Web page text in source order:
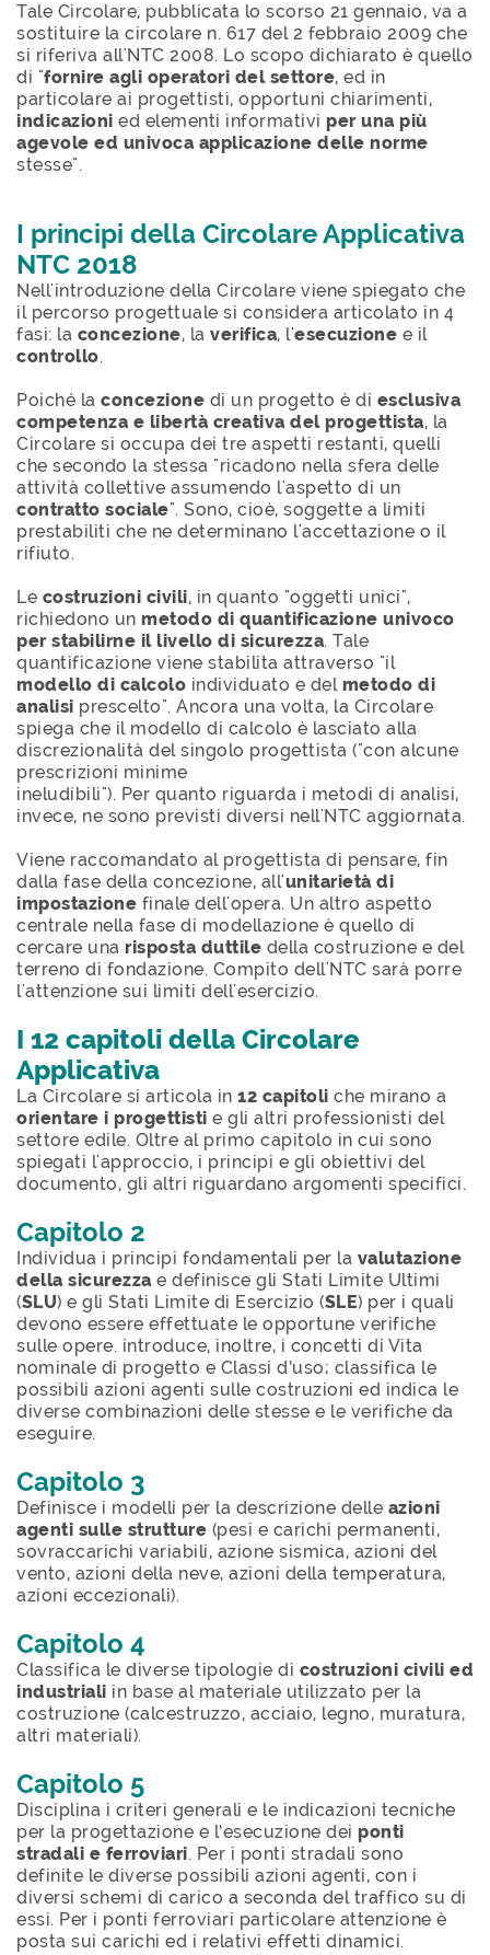
Tale Circolare, pubblicata lo scorso 21 gennaio, va a
sostituire la circolare n. 617 del 2 febbraio 2009 che
si riferiva all'NTC 2008. Lo scopo dichiarato è quello
di "fornire agli operatori del settore, ed in
particolare ai progettisti, opportuni chiarimenti,
indicazioni ed elementi informativi per una più
agevole ed univoca applicazione delle norme
stesse".
I principi della Circolare Applicativa
NTC 2018
Nell'introduzione della Circolare viene spiegato che
il percorso progettuale si considera articolato in 4
fasi: la concezione, la verifica, l'esecuzione e il
controllo.
Poiché la concezione di un progetto è di esclusiva
competenza e libertà creativa del progettista, la
Circolare si occupa dei tre aspetti restanti, quelli
che secondo la stessa "ricadono nella sfera delle
attività collettive assumendo l'aspetto di un
contratto sociale". Sono, cioè, soggette a limiti
prestabiliti che ne determinano l'accettazione o il
rifiuto.
Le costruzioni civili, in quanto "oggetti unici",
richiedono un metodo di quantificazione univoco
per stabilirne il livello di sicurezza. Tale
quantificazione viene stabilita attraverso "il
modello di calcolo individuato e del metodo di
analisi prescelto". Ancora una volta, la Circolare
spiega che il modello di calcolo è lasciato alla
discrezionalità del singolo progettista ("con alcune
prescrizioni minime
ineludibili"). Per quanto riguarda i metodi di analisi,
invece, ne sono previsti diversi nell'NTC aggiornata.
Viene raccomandato al progettista di pensare, fin
dalla fase della concezione, all'unitarietà di
impostazione finale dell'opera. Un altro aspetto
centrale nella fase di modellazione è quello di
cercare una risposta duttile della costruzione e del
terreno di fondazione. Compito dell'NTC sarà porre
l'attenzione sui limiti dell'esercizio.
I 12 capitoli della Circolare
Applicativa
La Circolare si articola in 12 capitoli che mirano a
orientare i progettisti e gli altri professionisti del
settore edile. Oltre al primo capitolo in cui sono
spiegati l'approccio, i principi e gli obiettivi del
documento, gli altri riguardano argomenti specifici.
Capitolo 2
Individua i principi fondamentali per la valutazione
della sicurezza e definisce gli Stati Limite Ultimi
(SLU) e gli Stati Limite di Esercizio (SLE) per i quali
devono essere effettuate le opportune verifiche
sulle opere. introduce, inoltre, i concetti di Vita
nominale di progetto e Classi d’uso; classifica le
possibili azioni agenti sulle costruzioni ed indica le
diverse combinazioni delle stesse e le verifiche da
eseguire.
Capitolo 3
Definisce i modelli per la descrizione delle azioni
agenti sulle strutture (pesi e carichi permanenti,
sovraccarichi variabili, azione sismica, azioni del
vento, azioni della neve, azioni della temperatura,
azioni eccezionali).
Capitolo 4
Classifica le diverse tipologie di costruzioni civili ed
industriali in base al materiale utilizzato per la
costruzione (calcestruzzo, acciaio, legno, muratura,
altri materiali).
Capitolo 5
Disciplina i criteri generali e le indicazioni tecniche
per la progettazione e l’esecuzione dei ponti
stradali e ferroviari. Per i ponti stradali sono
definite le diverse possibili azioni agenti, con i
diversi schemi di carico a seconda del traffico su di
essi. Per i ponti ferroviari particolare attenzione è
posta sui carichi ed i relativi effetti dinamici.